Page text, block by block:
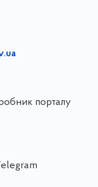
порталу